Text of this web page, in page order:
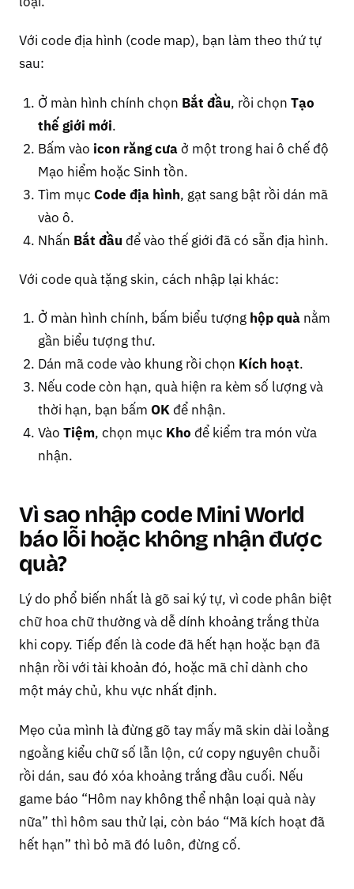
Với code địa hình (code map), bạn làm theo thứ tự
sau:
Ở màn hình chính chọn Bắt đầu, rồi chọn Tạo
thế giới mới.
Bấm vào icon răng cưaở một trong hai ô chế độ
Mạo hiểm hoặc Sinh tồn.
Tìm mục Code địa hình, gạt sang bật rồi dán mã
vào ô.
Nhấn Bắt đầu để vào thế giới đã có sẵn địa hình.
Với code quà tặng skin, cách nhập lại khác:
Ở màn hình chính, bấm biểu tượng hộp quànằm
gần biểu tượng thư.
Dán mã code vào khung rồi chọn Kích hoạt.
Nếu code còn hạn, quà hiện ra kèm số lượng và
thời hạn, bạn bấm OKđể nhận.
Vào Tiệm, chọn mục Kho để kiểm tra món vừa
nhận.
Vì sao nhập code Mini World
báo lỗi hoặc không nhận được
quà?
Lý do phổ biến nhất là gõ sai ký tự, vì code phân biệt
chữ hoa chữ thường và dễ dính khoảng trắng thừa
khi copy. Tiếp đến là code đã hết hạn hoặc bạn đã
nhận rồi với tài khoản đó, hoặc mã chỉ dành cho
một máy chủ, khu vực nhất định.
Mẹo của mình là đừng gõ tay mấy mã skin dài loằng
ngoằng kiểu chữ số lẫn lộn, cứ copy nguyên chuỗi
rồi dán, sau đó xóa khoảng trắng đầu cuối. Nếu
game báo “Hôm nay không thể nhận loại quà này
nữa” thì hôm sau thử lại, còn báo “Mã kích hoạt đã
hết hạn” thì bỏ mã đó luôn, đừng cố.